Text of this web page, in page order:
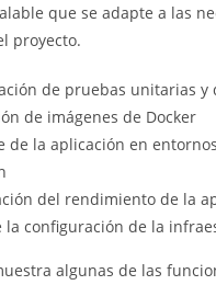
que se adapte a las
proyecto.
de pruebas unitarias y
de imágenes de Docker
de la aplicación en
del rendimiento de la
la configuración de la
algunas de las